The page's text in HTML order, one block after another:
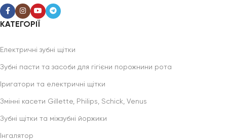
КАТЕГОРІЇ
Електричні зубні щітки
Зубні пасти та засоби для гігієни порожнини рота
Іригатори та електричні щітки
Змінні касети Gillette, Philips, Schick, Venus
Зубні щітки та міжзубні йоржики
Інгалятор